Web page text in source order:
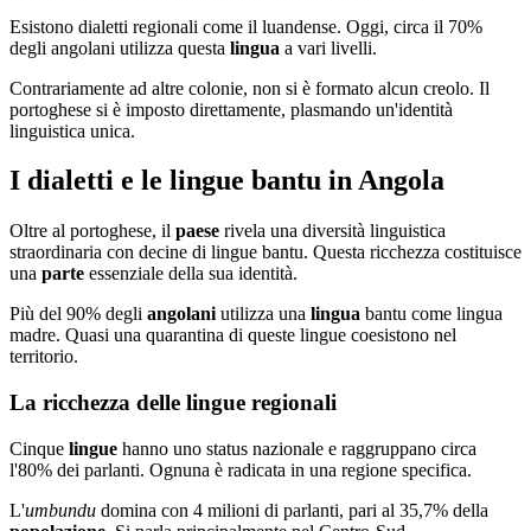
Esistono dialetti regionali come il luandense. Oggi, circa il 70%
degli angolani utilizza questa lingua a vari livelli.
Contrariamente ad altre colonie, non si è formato alcun creolo. Il
portoghese si è imposto direttamente, plasmando un'identità
linguistica unica.
I dialetti e le lingue bantu in Angola
Oltre al portoghese, il paese rivela una diversità linguistica
straordinaria con decine di lingue bantu. Questa ricchezza costituisce
una parte essenziale della sua identità.
Più del 90% degli angolani utilizza una lingua bantu come lingua
madre. Quasi una quarantina di queste lingue coesistono nel
territorio.
La ricchezza delle lingue regionali
Cinque lingue hanno uno status nazionale e raggruppano circa
l'80% dei parlanti. Ognuna è radicata in una regione specifica.
L'umbundu domina con 4 milioni di parlanti, pari al 35,7% della